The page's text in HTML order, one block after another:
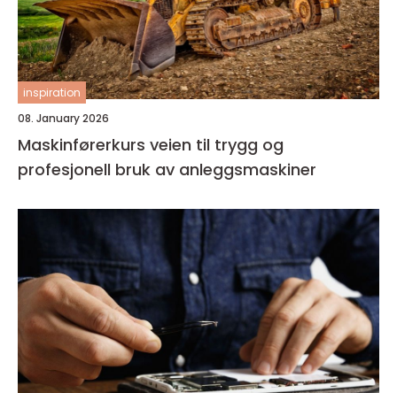
inspiration
08. January 2026
Maskinførerkurs veien til trygg og
profesjonell bruk av anleggsmaskiner